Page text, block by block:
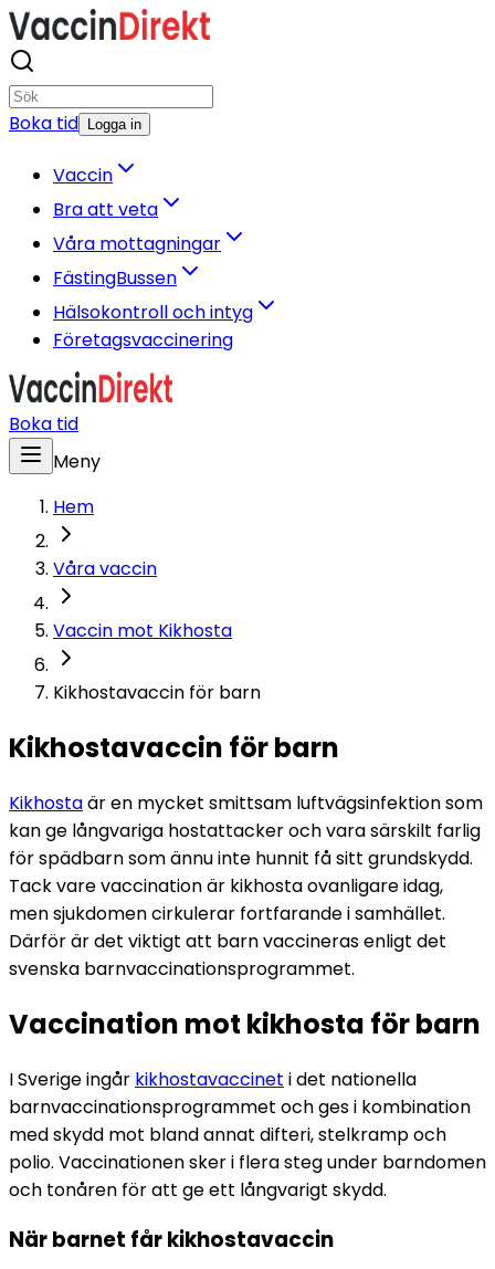
Boka tid Logga in
Vaccin
Bra att veta
Våra mottagningar
FästingBussen
Hälsokontroll och intyg
Företagsvaccinering
Boka tid
Meny
Hem
Våra vaccin
Vaccin mot Kikhosta
Kikhostavaccin för barn
Kikhostavaccin för barn
Kikhosta är en mycket smittsam luftvägsinfektion som
kan ge långvariga hostattacker och vara särskilt farlig
för spädbarn som ännu inte hunnit få sitt grundskydd.
Tack vare vaccination är kikhosta ovanligare idag,
men sjukdomen cirkulerar fortfarande i samhället.
Därför är det viktigt att barn vaccineras enligt det
svenska barnvaccinationsprogrammet.
Vaccination mot kikhosta för barn
I Sverige ingår kikhostavaccinet i det nationella
barnvaccinationsprogrammet och ges i kombination
med skydd mot bland annat difteri, stelkramp och
polio. Vaccinationen sker i flera steg under barndomen
och tonåren för att ge ett långvarigt skydd.
När barnet får kikhostavaccin